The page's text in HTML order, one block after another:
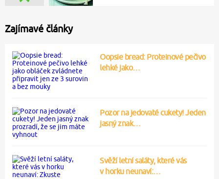
Zajímavé články
Oopsie bread: Proteinové pečivo
lehké jako…
Pozor na jedovaté cukety! Jeden
jasný znak…
Svěží letní saláty, které vás
v horku neunaví:…